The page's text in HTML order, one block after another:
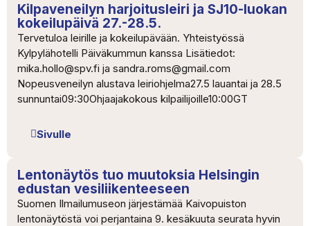
Kilpaveneilyn harjoitusleiri ja SJ10-luokan
kokeilupäivä 27.-28.5.
Tervetuloa leirille ja kokeilupävään. Yhteistyössä
Kylpylähotelli Päiväkummun kanssa Lisätiedot:
mika.hollo@spv.fi ja sandra.roms@gmail.com
Nopeusveneilyn alustava leiriohjelma27.5 lauantai ja 28.5
sunnuntai09:30Ohjaajakokous kilpailijoille10:00GT
Sivulle
Lentonäytös tuo muutoksia Helsingin
edustan vesiliikenteeseen
Suomen Ilmailumuseon järjestämää Kaivopuiston
lentonäytöstä voi perjantaina 9. kesäkuuta seurata hyvin